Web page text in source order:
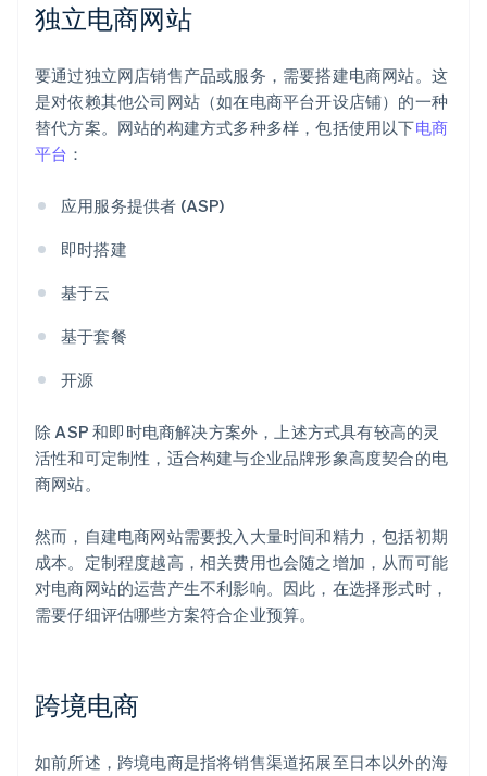
独立电商网站
要通过独立网店销售产品或服务，需要搭建电商网站。这
是对依赖其他公司网站（如在电商平台开设店铺）的一种
替代方案。网站的构建方式多种多样，包括使用以下电商
平台 ：
应用服务提供者 (ASP)
即时搭建
基于云
基于套餐
开源
除 ASP 和即时电商解决方案外，上述方式具有较高的灵
活性和可定制性，适合构建与企业品牌形象高度契合的电
商网站。
然而，自建电商网站需要投入大量时间和精力，包括初期
成本。定制程度越高，相关费用也会随之增加，从而可能
对电商网站的运营产生不利影响。因此，在选择形式时，
需要仔细评估哪些方案符合企业预算。
跨境电商
如前所述，跨境电商是指将销售渠道拓展至日本以外的海